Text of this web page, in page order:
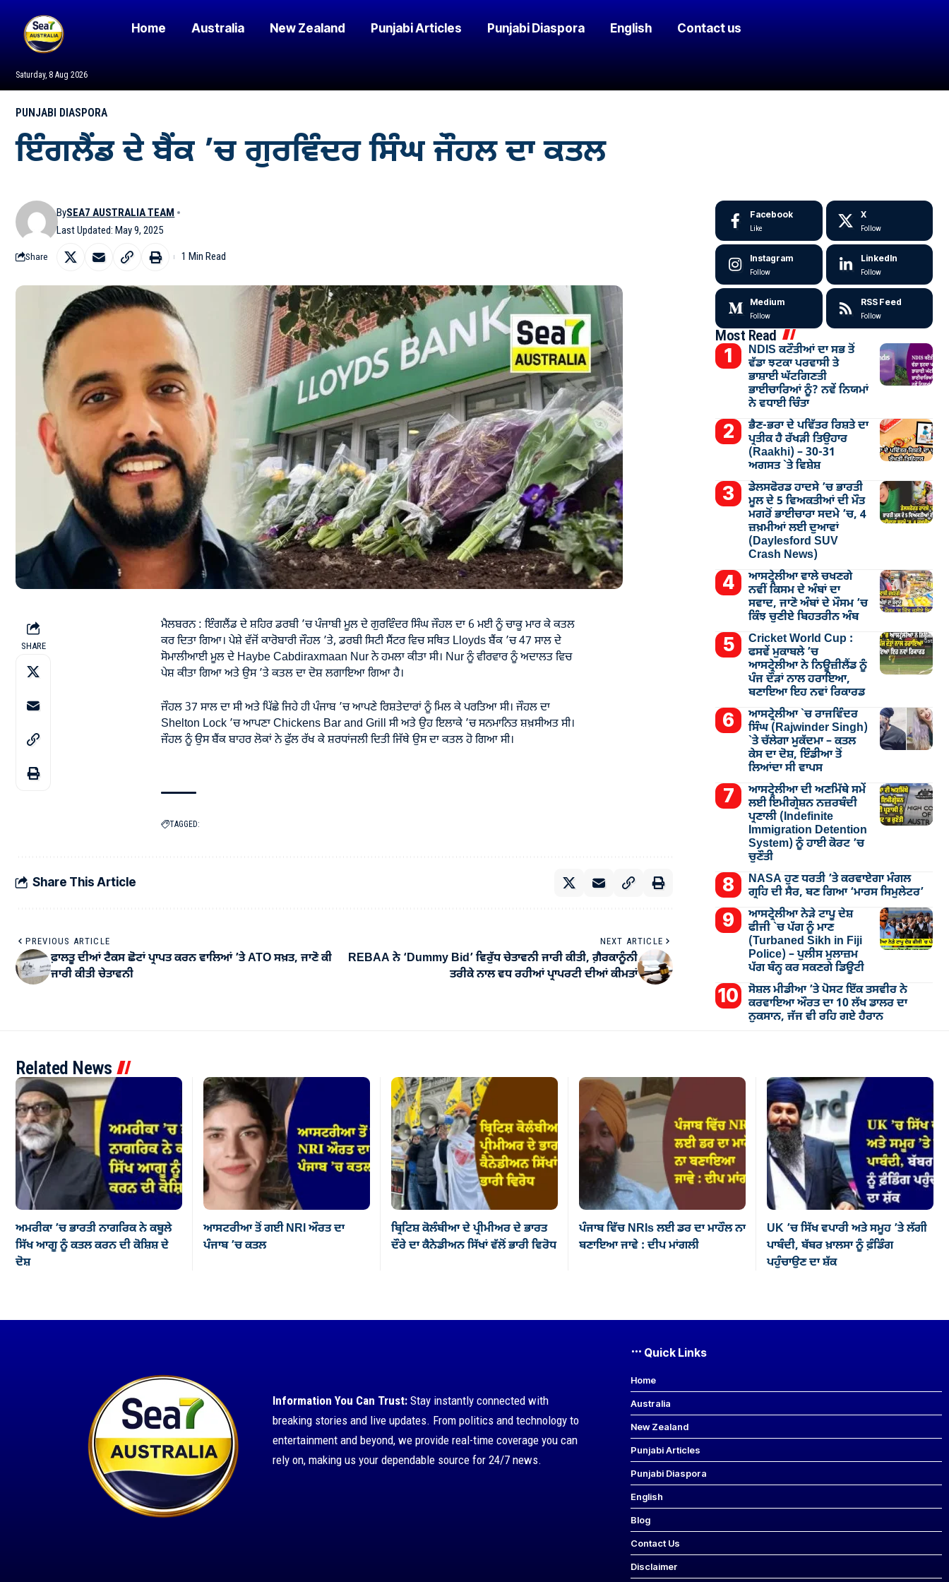
Saturday, 8 Aug 2026
Home Australia New Zealand Punjabi Articles Punjabi Diaspora English Contact us
PUNJABI DIASPORA
ਇੰਗਲੈਂਡ ਦੇ ਬੈਂਕ ’ਚ ਗੁਰਵਿੰਦਰ ਸਿੰਘ ਜੌਹਲ ਦਾ ਕਤਲ
Last Updated: May 9, 2025
BySEA7 AUSTRALIA TEAM
Share 1 Min Read
SHARE
ਮੈਲਬਰਨ : ਇੰਗਲੈਂਡ ਦੇ ਸ਼ਹਿਰ ਡਰਬੀ ’ਚ ਪੰਜਾਬੀ ਮੂਲ ਦੇ ਗੁਰਵਿੰਦਰ ਸਿੰਘ ਜੌਹਲ ਦਾ 6 ਮਈ ਨੂੰ ਚਾਕੂ ਮਾਰ ਕੇ ਕਤਲ
ਕਰ ਦਿਤਾ ਗਿਆ। ਪੇਸ਼ੇ ਵੱਜੋਂ ਕਾਰੋਬਾਰੀ ਜੌਹਲ ’ਤੇ, ਡਰਬੀ ਸਿਟੀ ਸੈਂਟਰ ਵਿਚ ਸਥਿਤ Lloyds ਬੈਂਕ ’ਚ 47 ਸਾਲ ਦੇ
ਸੋਮਾਲੀਆਈ ਮੂਲ ਦੇ Haybe Cabdiraxmaan Nur ਨੇ ਹਮਲਾ ਕੀਤਾ ਸੀ। Nur ਨੂੰ ਵੀਰਵਾਰ ਨੂੰ ਅਦਾਲਤ ਵਿਚ
ਪੇਸ਼ ਕੀਤਾ ਗਿਆ ਅਤੇ ਉਸ ’ਤੇ ਕਤਲ ਦਾ ਦੋਸ਼ ਲਗਾਇਆ ਗਿਆ ਹੈ।
ਜੌਹਲ 37 ਸਾਲ ਦਾ ਸੀ ਅਤੇ ਪਿੱਛੇ ਜਿਹੇ ਹੀ ਪੰਜਾਬ ’ਚ ਆਪਣੇ ਰਿਸ਼ਤੇਦਾਰਾਂ ਨੂੰ ਮਿਲ ਕੇ ਪਰਤਿਆ ਸੀ। ਜੌਹਲ ਦਾ
Shelton Lock ’ਚ ਆਪਣਾ Chickens Bar and Grill ਸੀ ਅਤੇ ਉਹ ਇਲਾਕੇ ’ਚ ਸਨਮਾਨਿਤ ਸ਼ਖ਼ਸੀਅਤ ਸੀ।
ਜੌਹਲ ਨੂੰ ਉਸ ਬੈਂਕ ਬਾਹਰ ਲੋਕਾਂ ਨੇ ਫੁੱਲ ਰੱਖ ਕੇ ਸ਼ਰਧਾਂਜਲੀ ਦਿਤੀ ਜਿੱਥੇ ਉਸ ਦਾ ਕਤਲ ਹੋ ਗਿਆ ਸੀ।
TAGGED:
Share This Article
PREVIOUS ARTICLE
ਫ਼ਾਲਤੂ ਦੀਆਂ ਟੈਕਸ ਛੋਟਾਂ ਪ੍ਰਾਪਤ ਕਰਨ ਵਾਲਿਆਂ ’ਤੇ ATO ਸਖ਼ਤ, ਜਾਣੋ ਕੀ
ਜਾਰੀ ਕੀਤੀ ਚੇਤਾਵਨੀ
NEXT ARTICLE
REBAA ਨੇ ‘Dummy Bid’ ਵਿਰੁੱਧ ਚੇਤਾਵਨੀ ਜਾਰੀ ਕੀਤੀ, ਗ਼ੈਰਕਾਨੂੰਨੀ
ਤਰੀਕੇ ਨਾਲ ਵਧ ਰਹੀਆਂ ਪ੍ਰਾਪਰਟੀ ਦੀਆਂ ਕੀਮਤਾਂ
Facebook
Like
X
Follow
Instagram
Follow
LinkedIn
Follow
Medium
Follow
RSS Feed
Follow
Most Read
NDIS ਕਟੌਤੀਆਂ ਦਾ ਸਭ ਤੋਂ
ਵੱਡਾ ਝਟਕਾ ਪਰਵਾਸੀ ਤੇ
ਭਾਸ਼ਾਈ ਘੱਟਗਿਣਤੀ
ਭਾਈਚਾਰਿਆਂ ਨੂੰ? ਨਵੇਂ ਨਿਯਮਾਂ
ਨੇ ਵਧਾਈ ਚਿੰਤਾ
ਭੈਣ-ਭਰਾ ਦੇ ਪਵਿੱਤਰ ਰਿਸ਼ਤੇ ਦਾ
ਪ੍ਰਤੀਕ ਹੈ ਰੱਖੜੀ ਤਿਉਹਾਰ
(Raakhi) – 30-31
ਅਗਸਤ `ਤੇ ਵਿਸ਼ੇਸ਼
ਡੇਲਸਫੋਰਡ ਹਾਦਸੇ ’ਚ ਭਾਰਤੀ
ਮੂਲ ਦੇ 5 ਵਿਅਕਤੀਆਂ ਦੀ ਮੌਤ
ਮਗਰੋਂ ਭਾਈਚਾਰਾ ਸਦਮੇ ’ਚ, 4
ਜ਼ਖ਼ਮੀਆਂ ਲਈ ਦੁਆਵਾਂ
(Daylesford SUV
Crash News)
ਆਸਟ੍ਰੇਲੀਆ ਵਾਲੇ ਚਖਣਗੇ
ਨਵੀਂ ਕਿਸਮ ਦੇ ਅੰਬਾਂ ਦਾ
ਸਵਾਦ, ਜਾਣੋ ਅੰਬਾਂ ਦੇ ਮੌਸਮ ’ਚ
ਕਿੰਝ ਚੁਣੀਏ ਬਿਹਤਰੀਨ ਅੰਬ
Cricket World Cup :
ਫਸਵੇਂ ਮੁਕਾਬਲੇ ’ਚ
ਆਸਟ੍ਰੇਲੀਆ ਨੇ ਨਿਊਜ਼ੀਲੈਂਡ ਨੂੰ
ਪੰਜ ਦੌੜਾਂ ਨਾਲ ਹਰਾਇਆ,
ਬਣਾਇਆ ਇਹ ਨਵਾਂ ਰਿਕਾਰਡ
ਆਸਟ੍ਰੇਲੀਆ `ਚ ਰਾਜਵਿੰਦਰ
ਸਿੰਘ (Rajwinder Singh)
`ਤੇ ਚੱਲੇਗਾ ਮੁੁਕੱਦਮਾ – ਕਤਲ
ਕੇਸ ਦਾ ਦੋਸ਼, ਇੰਡੀਆ ਤੋਂ
ਲਿਆਂਦਾ ਸੀ ਵਾਪਸ
ਆਸਟ੍ਰੇਲੀਆ ਦੀ ਅਣਮਿੱਥੇ ਸਮੇਂ
ਲਈ ਇਮੀਗ੍ਰੇਸ਼ਨ ਨਜ਼ਰਬੰਦੀ
ਪ੍ਰਣਾਲੀ (Indefinite
Immigration Detention
System) ਨੂੰ ਹਾਈ ਕੋਰਟ ’ਚ
ਚੁਣੌਤੀ
NASA ਹੁਣ ਧਰਤੀ ’ਤੇ ਕਰਵਾਏਗਾ ਮੰਗਲ
ਗ੍ਰਹਿ ਦੀ ਸੈਰ, ਬਣ ਗਿਆ ‘ਮਾਰਸ ਸਿਮੁਲੇਟਰ’
ਆਸਟ੍ਰੇਲੀਆ ਨੇੜੇ ਟਾਪੂ ਦੇਸ਼
ਫੀਜੀ `ਚ ਪੱਗ ਨੂੰ ਮਾਣ
(Turbaned Sikh in Fiji
Police) – ਪੁਲੀਸ ਮੁਲਾਜ਼ਮ
ਪੱਗ ਬੰਨ੍ਹ ਕਰ ਸਕਣਗੇ ਡਿਊਟੀ
ਸੋਸ਼ਲ ਮੀਡੀਆ ’ਤੇ ਪੋਸਟ ਇੱਕ ਤਸਵੀਰ ਨੇ
ਕਰਵਾਇਆ ਔਰਤ ਦਾ 10 ਲੱਖ ਡਾਲਰ ਦਾ
ਨੁਕਸਾਨ, ਜੱਜ ਵੀ ਰਹਿ ਗਏ ਹੈਰਾਨ
Related News
ਅਮਰੀਕਾ ’ਚ ਭਾਰਤੀ ਨਾਗਰਿਕ ਨੇ ਕਬੂਲੇ
ਸਿੱਖ ਆਗੂ ਨੂੰ ਕਤਲ ਕਰਨ ਦੀ ਕੋਸ਼ਿਸ਼ ਦੇ
ਦੋਸ਼
ਆਸਟਰੀਆ ਤੋਂ ਗਈ NRI ਔਰਤ ਦਾ
ਪੰਜਾਬ ’ਚ ਕਤਲ
ਬ੍ਰਿਟਿਸ਼ ਕੋਲੰਬੀਆ ਦੇ ਪ੍ਰੀਮੀਅਰ ਦੇ ਭਾਰਤ
ਦੌਰੇ ਦਾ ਕੈਨੇਡੀਅਨ ਸਿੱਖਾਂ ਵੱਲੋਂ ਭਾਰੀ ਵਿਰੋਧ
ਪੰਜਾਬ ਵਿੱਚ NRIs ਲਈ ਡਰ ਦਾ ਮਾਹੌਲ ਨਾ
ਬਣਾਇਆ ਜਾਵੇ : ਦੀਪ ਮਾਂਗਲੀ
UK ’ਚ ਸਿੱਖ ਵਪਾਰੀ ਅਤੇ ਸਮੂਹ ’ਤੇ ਲੱਗੀ
ਪਾਬੰਦੀ, ਬੱਬਰ ਖ਼ਾਲਸਾ ਨੂੰ ਫ਼ੰਡਿੰਗ
ਪਹੁੰਚਾਉਣ ਦਾ ਸ਼ੱਕ
Information You Can Trust: Stay instantly connected with
breaking stories and live updates. From politics and technology to
entertainment and beyond, we provide real-time coverage you can
rely on, making us your dependable source for 24/7 news.
Quick Links
Home
Australia
New Zealand
Punjabi Articles
Punjabi Diaspora
English
Blog
Contact Us
Disclaimer